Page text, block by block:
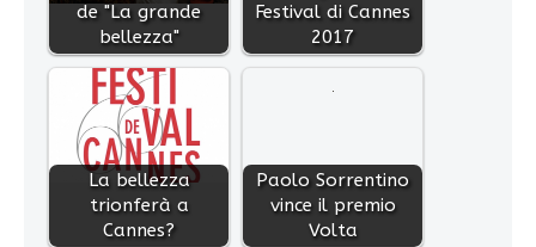
de "La grande
bellezza"
Festival di Cannes
2017
La bellezza
trionferà a
Cannes?
Paolo Sorrentino
vince il premio
Volta